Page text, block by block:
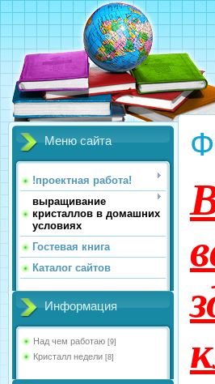
Меню сайта
!проектная работа!
выращивание
кристаллов в домашних
условиях
Гостевая книга
Каталог сайтов
Информация
Над чем работаю [9]
Кристалл недели [8]